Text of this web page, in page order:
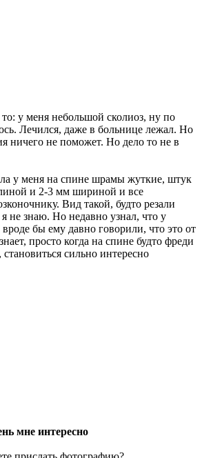
у меня небольшой сколиоз, ну по
Лечился, даже в больнице лежал. Но
ничего не поможет. Но дело то не в
у меня на спине шрамы жуткие, штук
и 2-3 мм шириной и все
Вид такой, будто резали
не знаю. Но недавно узнал, что у
бы ему давно говорили, что это от
просто когда на спине будто фреди
сильно интересно
мне интересно